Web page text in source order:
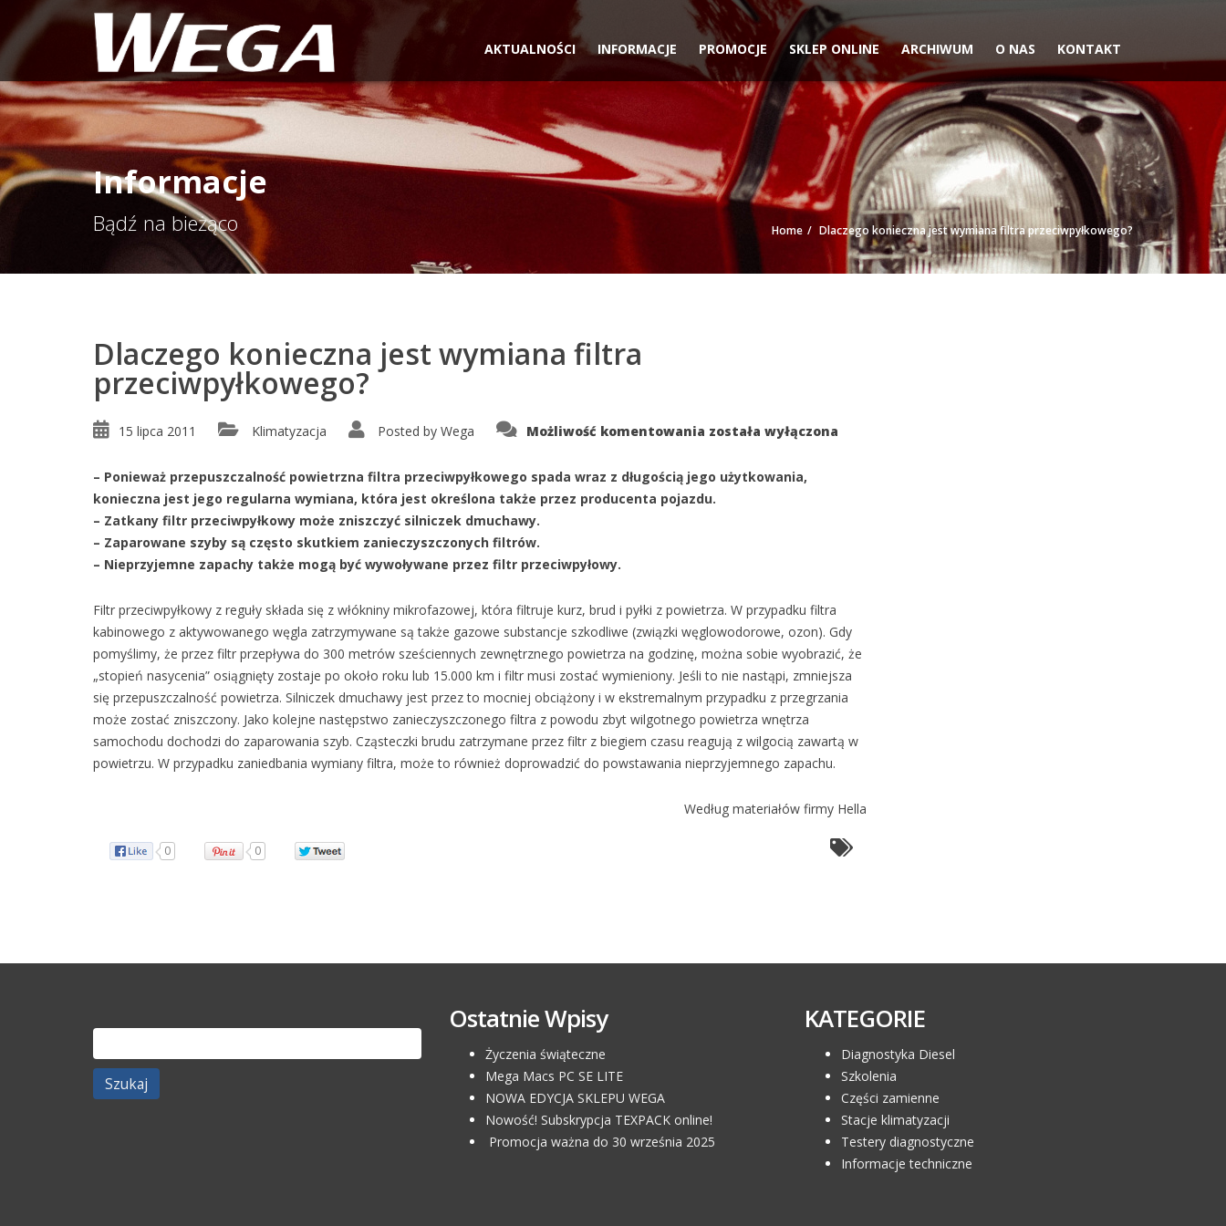
AKTUALNOŚCI INFORMACJE PROMOCJE SKLEP ONLINE ARCHIWUM O NAS KONTAKT
Informacje
Bądź na bieżąco Home Dlaczego konieczna jest wymiana filtra przeciwpyłkowego?
Dlaczego konieczna jest wymiana filtra
przeciwpyłkowego?
15 lipca 2011 Klimatyzacja Posted by Wega Możliwość komentowania Dlaczego
konieczna
filtra
przeciwpyłkowego?
została wyłączona
– Ponieważ przepuszczalność powietrzna filtra przeciwpyłkowego spada wraz z długością jego użytkowania,
konieczna jest jego regularna wymiana, która jest określona także przez producenta pojazdu.
– Zatkany filtr przeciwpyłkowy może zniszczyć silniczek dmuchawy.
– Zaparowane szyby są często skutkiem zanieczyszczonych filtrów.
– Nieprzyjemne zapachy także mogą być wywoływane przez filtr przeciwpyłowy.
Filtr przeciwpyłkowy z reguły składa się z włókniny mikrofazowej, która filtruje kurz, brud i pyłki z powietrza. W przypadku filtra
kabinowego z aktywowanego węgla zatrzymywane są także gazowe substancje szkodliwe (związki węglowodorowe, ozon). Gdy
pomyślimy, że przez filtr przepływa do 300 metrów sześciennych zewnętrznego powietrza na godzinę, można sobie wyobrazić, że
„stopień nasycenia” osiągnięty zostaje po około roku lub 15.000 km i filtr musi zostać wymieniony. Jeśli to nie nastąpi, zmniejsza
się przepuszczalność powietrza. Silniczek dmuchawy jest przez to mocniej obciążony i w ekstremalnym przypadku z przegrzania
może zostać zniszczony. Jako kolejne następstwo zanieczyszczonego filtra z powodu zbyt wilgotnego powietrza wnętrza
samochodu dochodzi do zaparowania szyb. Cząsteczki brudu zatrzymane przez filtr z biegiem czasu reagują z wilgocią zawartą w
powietrzu. W przypadku zaniedbania wymiany filtra, może to również doprowadzić do powstawania nieprzyjemnego zapachu.
Według materiałów firmy Hella
0 0
Szukaj: Ostatnie Wpisy
Życzenia świąteczne
Mega Macs PC SE LITE
NOWA EDYCJA SKLEPU WEGA
Nowość! Subskrypcja TEXPACK online!
Promocja ważna do 30 września 2025
KATEGORIE
Diagnostyka Diesel
Szkolenia
Części zamienne
Stacje klimatyzacji
Testery diagnostyczne
Informacje techniczne